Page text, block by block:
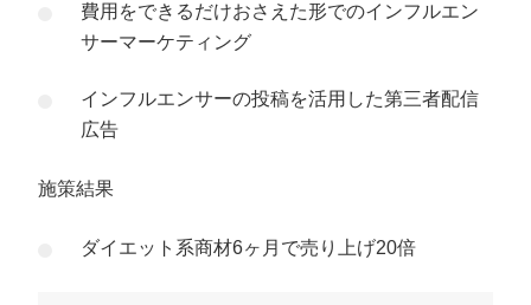
費用をできるだけおさえた形でのインフルエン
サーマーケティング
インフルエンサーの投稿を活用した第三者配信
広告
施策結果
ダイエット系商材6ヶ月で売り上げ20倍